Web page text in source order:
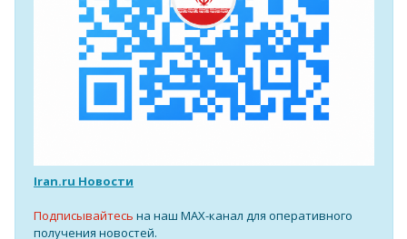
Iran.ru Новости
Подписывайтесь на наш MAX-канал для оперативного
получения новостей.